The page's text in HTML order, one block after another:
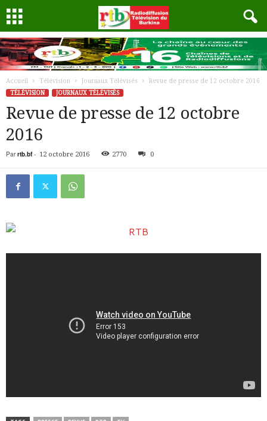
Accueil Télévision Journaux Télévisés
Revue de presse de 12 octobre 2016
TÉLÉVISION
JOURNAUX TÉLÉVISÉS
Revue de presse de 12 octobre
2016
Par rtb.bf- 12 octobre 2016 2770 0